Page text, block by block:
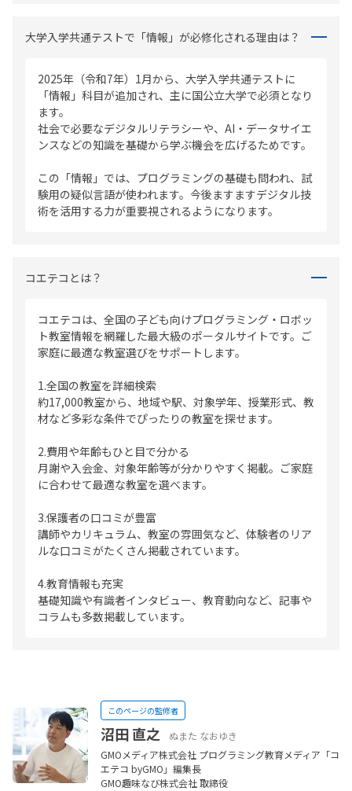
大学入学共通テストで「情報」が必修化される理由は？
2025年（令和7年）1月から、大学入学共通テストに
「情報」科目が追加され、主に国公立大学で必須となり
ます。
社会で必要なデジタルリテラシーや、AI・データサイエ
ンスなどの知識を基礎から学ぶ機会を広げるためです。
この「情報」では、プログラミングの基礎も問われ、試
験用の疑似言語が使われます。今後ますますデジタル技
術を活用する力が重要視されるようになります。
コエテコとは？
コエテコは、全国の子ども向けプログラミング・ロボッ
ト教室情報を網羅した最大級のポータルサイトです。ご
家庭に最適な教室選びをサポートします。
1.全国の教室を詳細検索
約17,000教室から、地域や駅、対象学年、授業形式、教
材など多彩な条件でぴったりの教室を探せます。
2.費用や年齢もひと目で分かる
月謝や入会金、対象年齢等が分かりやすく掲載。ご家庭
に合わせて最適な教室を選べます。
3.保護者の口コミが豊富
講師やカリキュラム、教室の雰囲気など、体験者のリア
ルな口コミがたくさん掲載されています。
4.教育情報も充実
基礎知識や有識者インタビュー、教育動向など、記事や
コラムも多数掲載しています。
このページの監修者
沼田 直之
ぬまた なおゆき
GMOメディア株式会社 プログラミング教育メディア「コ
エテコ byGMO」編集長
GMO趣味なび株式会社 取締役